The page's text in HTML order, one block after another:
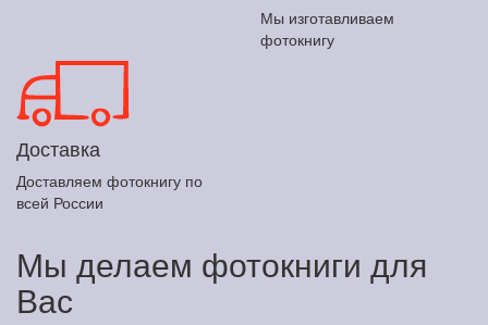
Мы изготавливаем
фотокнигу
Доставка
Доставляем фотокнигу по
всей России
Мы делаем фотокниги для
Вас